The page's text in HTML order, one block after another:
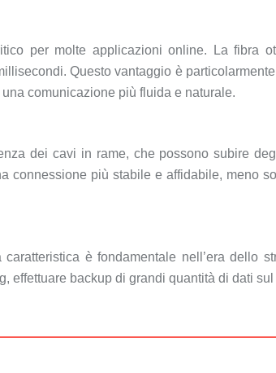
per molte applicazioni online. La fibra
Questo vantaggio è
comunicazione più fluida e naturale.
dei cavi in rame, che possono subire
connessione più stabile e affidabile, meno
è fondamentale nell’era dello
backup di grandi quantità di dati